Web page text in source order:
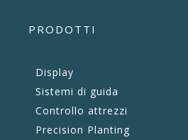
PRODOTTI
Display
Sistemi di guida
Controllo attrezzi
Precision Planting